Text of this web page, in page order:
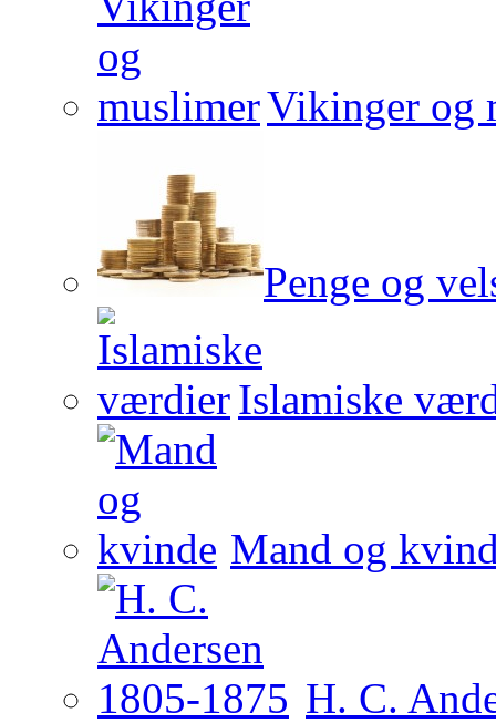
Vikinger og
Penge og
Islamiske
Mand og
H. C.